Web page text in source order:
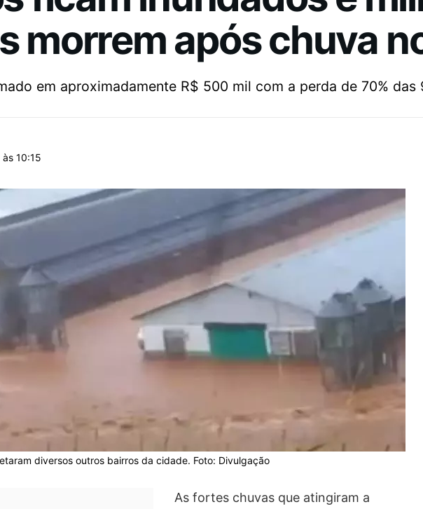
morrem após chuva
em aproximadamente R$ 500 mil com a perda de 70% das
10:15
diversos outros bairros da cidade. Foto: Divulgação
As fortes chuvas que atingiram a